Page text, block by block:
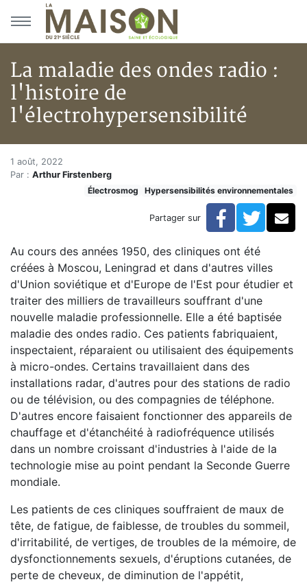
Aller au menu principal
Aller au contenu principal
La maladie des ondes radio :
l'histoire de
l'électrohypersensibilité
Accueil
Articles
Électrosmog
La maladie des ondes radio : l'histoire de
La maladie des ondes radio :
1 août, 2022
Par : Arthur Firstenberg
Électrosmog
Hypersensibilités environnementales
Partager sur Facebook
Au cours des années 1950, des cliniques ont été
créées à Moscou, Leningrad et dans d'autres villes
d'Union soviétique et d'Europe de l'Est pour étudier et
traiter des milliers de travailleurs souffrant d'une
nouvelle maladie professionnelle. Elle a été baptisée
maladie des ondes radio. Ces patients fabriquaient,
inspectaient, réparaient ou utilisaient des équipements
à micro-ondes. Certains travaillaient dans des
installations radar, d'autres pour des stations de radio
ou de télévision, ou des compagnies de téléphone.
D'autres encore faisaient fonctionner des appareils de
chauffage et d'étanchéité à radiofréquence utilisés
dans un nombre croissant d'industries à l'aide de la
technologie mise au point pendant la Seconde Guerre
mondiale.
Les patients de ces cliniques souffraient de maux de
tête, de fatigue, de faiblesse, de troubles du sommeil,
d'irritabilité, de vertiges, de troubles de la mémoire, de
dysfonctionnements sexuels, d'éruptions cutanées, de
perte de cheveux, de diminution de l'appétit,